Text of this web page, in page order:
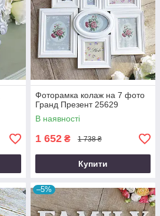
Фоторамка колаж на 7 фото
Гранд Презент 25629
В наявності
1 652 ₴ 1 738 ₴
Купити
–5%